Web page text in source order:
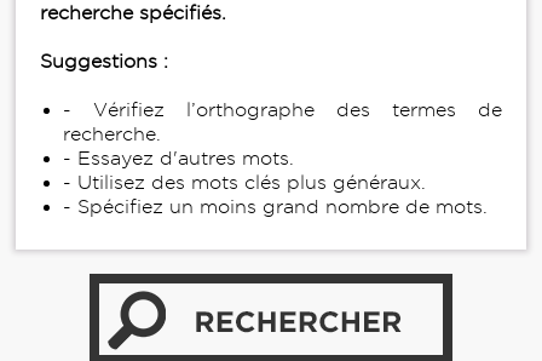
recherche spécifiés.
Suggestions :
- Vérifiez l’orthographe des termes de
recherche.
- Essayez d'autres mots.
- Utilisez des mots clés plus généraux.
- Spécifiez un moins grand nombre de mots.